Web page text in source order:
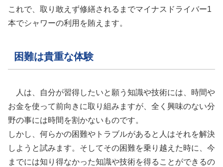
これで、取り敢えず修繕されるまでマイナスドライバー1
本でシャワーの利用を賄えます。
困難は貴重な体験
人は、自分が習得したいと願う知識や技術には、時間や
お金を使って前向きに取り組みますが、全く興味のない分
野の事には時間を割かないものです。
しかし、何らかの困難やトラブルがあると人はそれを解決
しようと試みます。そしてその困難を乗り越えた時に、今
までには知り得なかった知識や技術を得ることができるの